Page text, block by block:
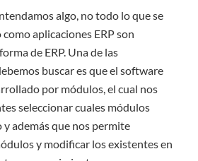
algo, no todo lo que se
aplicaciones ERP son
de ERP. Una de las
buscar es que el software
por módulos, el cual nos
seleccionar cuales módulos
además que nos permite
y modificar los existentes en